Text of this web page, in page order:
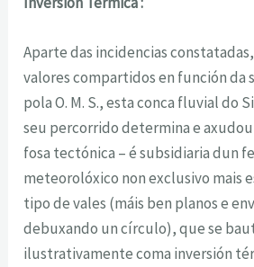
Aparte das incidencias
valores compartidos en función da
pola O. M. S., esta conca fluvial do
seu percorrido determina e
fosa tectónica – é subsidiaria dun
meteorolóxico non exclusivo mais
tipo de vales (máis ben planos e
debuxando un círculo), que se
ilustrativamente coma inversión